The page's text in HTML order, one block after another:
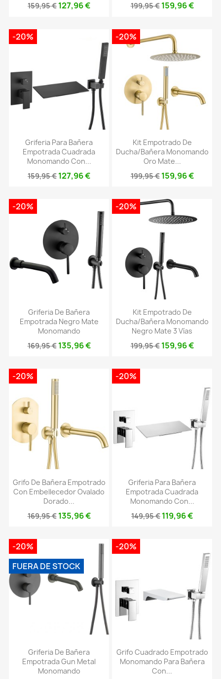
159,95 € 127,96 € 199,95 € 159,96 €
Griferia Para Bañera
Empotrada Cuadrada
Monomando Con...
159,95 € 127,96 €
-20%
Kit Empotrado De
Ducha/bañera Monomando
Oro Mate...
199,95 € 159,96 €
-20%
Griferia De Bañera
Empotrada Negro Mate
Monomando
169,95 € 135,96 €
-20%
Kit Empotrado De
Ducha/bañera Monomando
Negro Mate 3 Vías
199,95 € 159,96 €
-20%
Grifo De Bañera Empotrado
Con Embellecedor Ovalado
Dorado...
169,95 € 135,96 €
-20%
Griferia Para Bañera
Empotrada Cuadrada
Monomando Con...
149,95 € 119,96 €
-20%
Griferia De Bañera
Empotrada Gun Metal
Monomando
-20%
FUERA DE STOCK
Grifo Cuadrado Empotrado
Monomando Para Bañera
Con...
-20%